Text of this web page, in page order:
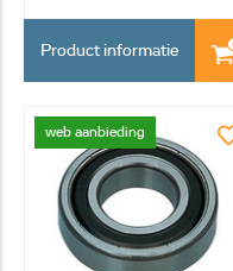
Product informatie
web aanbieding